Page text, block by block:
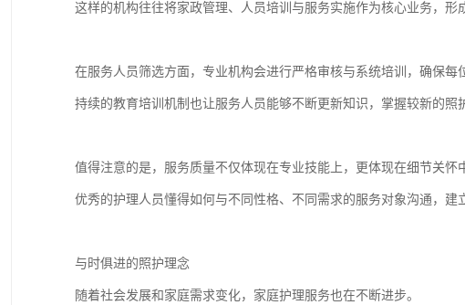
这样的机构往往将家政管理、人员培训与服务实施作为核心业务，形
在服务人员筛选方面，专业机构会进行严格审核与系统培训，确保每
持续的教育培训机制也让服务人员能够不断更新知识，掌握较新的照
值得注意的是，服务质量不仅体现在专业技能上，更体现在细节关怀
优秀的护理人员懂得如何与不同性格、不同需求的服务对象沟通，建
与时俱进的照护理念
随着社会发展和家庭需求变化，家庭护理服务也在不断进步。